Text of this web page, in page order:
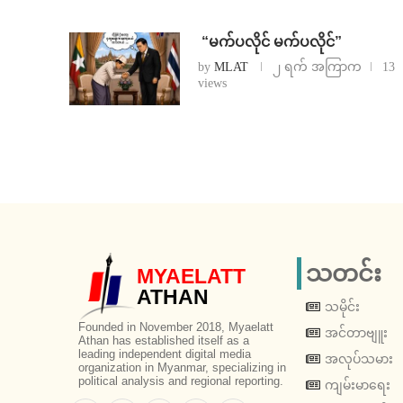
⁨ ⁨“မက်ပလိုင် မက်ပလိုင်”
by MLAT ၂ ရက် အကြာက
13
views
MYAELATT
ATHAN
Founded in November 2018, Myaelatt
Athan has established itself as a
leading independent digital media
organization in Myanmar, specializing in
political analysis and regional reporting.
သတင်း
သမိုင်း
အင်တာဗျူး
အလုပ်သမား
ကျမ်းမာရေး